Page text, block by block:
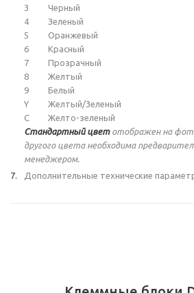
3
Черный
4
Зеленый
5
Оранжевый
6
Красный
7
Прозрачный
8
Желтый
9
Белый
Y
Желтый/Зеленый
C
Желто-зеленый
Стандартный цветотображен на
другого цвета необходима
менеджером.
Дополнительные технические